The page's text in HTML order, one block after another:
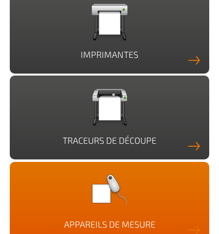
IMPRIMANTES
TRACEURS DE DÉCOUPE
APPAREILS DE MESURE